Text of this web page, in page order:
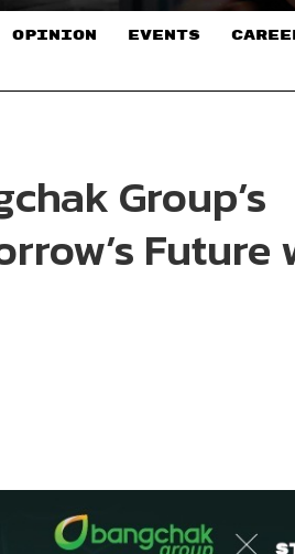
OPINION EVENTS
Group’s
Future